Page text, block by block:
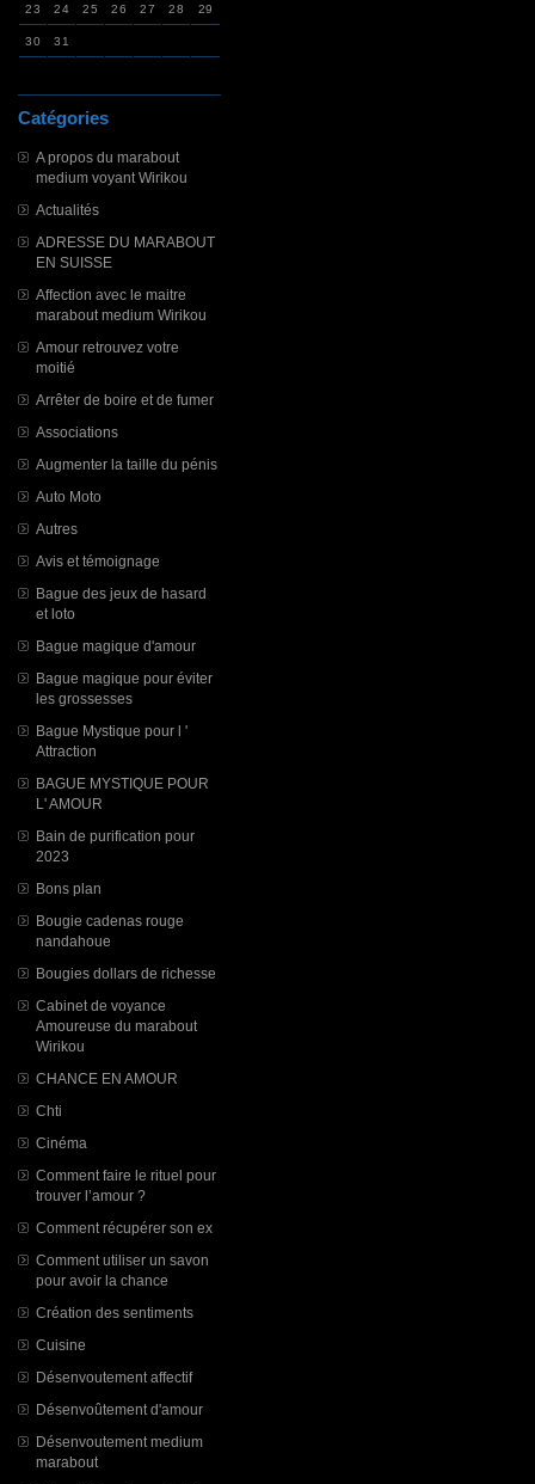
23 24 25 26 27 28 29
30 31
Catégories
A propos du marabout
medium voyant Wirikou
Actualités
ADRESSE DU MARABOUT
EN SUISSE
Affection avec le maitre
marabout medium Wirikou
Amour retrouvez votre
moitié
Arrêter de boire et de fumer
Associations
Augmenter la taille du pénis
Auto Moto
Autres
Avis et témoignage
Bague des jeux de hasard
et loto
Bague magique d'amour
Bague magique pour éviter
les grossesses
Bague Mystique pour l '
Attraction
BAGUE MYSTIQUE POUR
L' AMOUR
Bain de purification pour
2023
Bons plan
Bougie cadenas rouge
nandahoue
Bougies dollars de richesse
Cabinet de voyance
Amoureuse du marabout
Wirikou
CHANCE EN AMOUR
Chti
Cinéma
Comment faire le rituel pour
trouver l’amour ?
Comment récupérer son ex
Comment utiliser un savon
pour avoir la chance
Création des sentiments
Cuisine
Désenvoutement affectif
Désenvoûtement d'amour
Désenvoutement medium
marabout